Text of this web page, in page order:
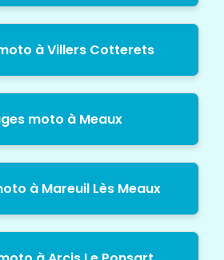
à Villers Cotterets
moto à Meaux
à Mareuil Lès Meaux